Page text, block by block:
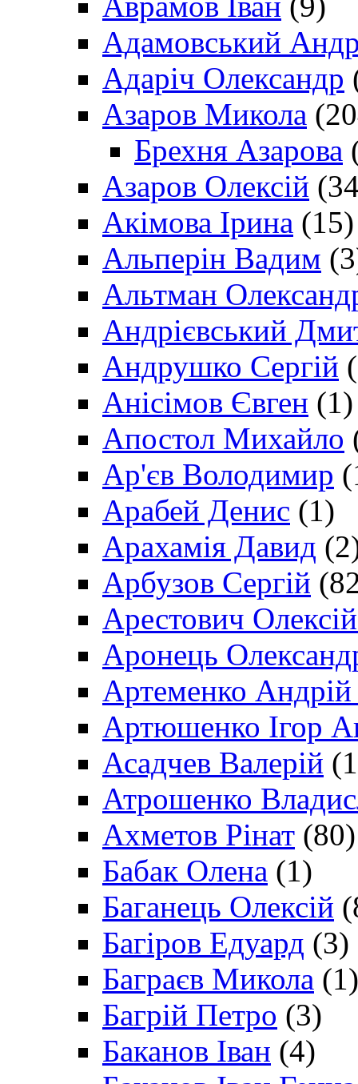
Адамовський
Адаріч Олександр
Азаров Микола
Брехня Азарова
Азаров Олексій
Акімова Ірина (15)
Альперін Вадим
Альтман
Андрієвський
Андрушко Сергій
Анісімов Євген (1)
Апостол Михайло
Ар'єв Володимир
Арабей Денис (1)
Арахамія Давид
Арбузов Сергій
Арестович
Аронець
Артеменко Андрій
Артюшенко Ігор
Асадчев Валерій
Атрошенко
Ахметов Рінат (80)
Бабак Олена (1)
Баганець Олексій
Багіров Едуард (3)
Баграєв Микола (1)
Багрій Петро (3)
Баканов Іван (4)